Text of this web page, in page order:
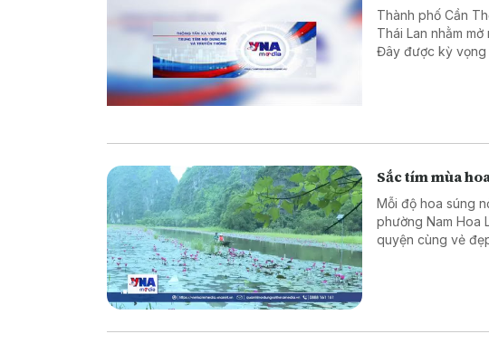
Thành phố Cần
Thái Lan nhằm
Đây được kỳ vọng
Sắc tím mùa
Mỗi độ hoa súng
phường Nam Hoa
quyện cùng vẻ